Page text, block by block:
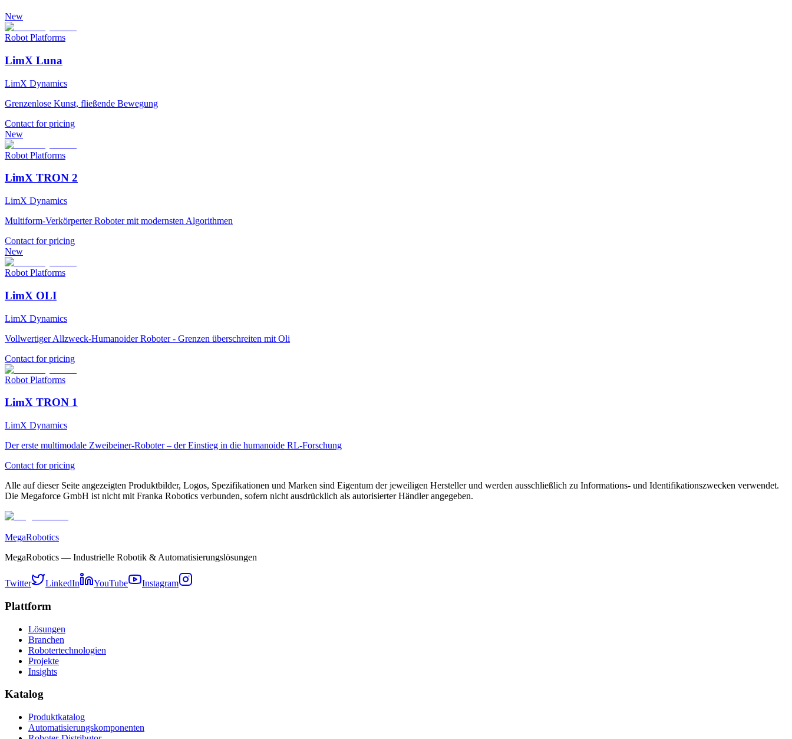
New
Robot Platforms
LimX Luna
LimX Dynamics
Grenzenlose Kunst, fließende Bewegung
Contact for pricing
New
Robot Platforms
LimX TRON 2
LimX Dynamics
Multiform-Verkörperter Roboter mit modernsten Algorithmen
Contact for pricing
New
Robot Platforms
LimX OLI
LimX Dynamics
Vollwertiger Allzweck-Humanoider Roboter - Grenzen überschreiten mit Oli
Contact for pricing
Robot Platforms
LimX TRON 1
LimX Dynamics
Der erste multimodale Zweibeiner-Roboter – der Einstieg in die humanoide RL-Forschung
Contact for pricing
Alle auf dieser Seite angezeigten Produktbilder, Logos, Spezifikationen und Marken sind Eigentum der jeweiligen Hersteller und werden ausschließlich zu Informations- und Identifikationszwecken verwendet.
Die Megaforce GmbH ist nicht mit Franka Robotics verbunden, sofern nicht ausdrücklich als autorisierter Händler angegeben.
MegaRobotics
MegaRobotics — Industrielle Robotik & Automatisierungslösungen
Twitter LinkedIn YouTube Instagram
Plattform
Lösungen
Branchen
Robotertechnologien
Projekte
Insights
Katalog
Produktkatalog
Automatisierungskomponenten